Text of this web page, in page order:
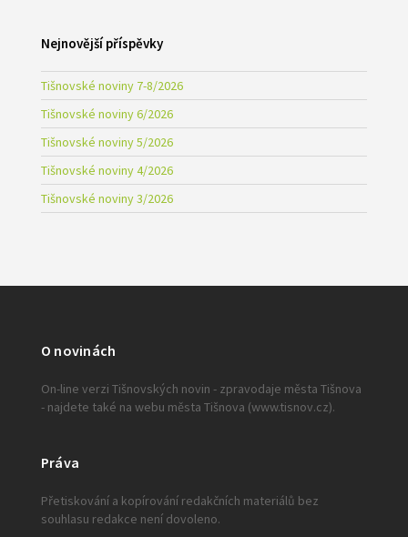
Nejnovější příspěvky
Tišnovské noviny 7-8/2026
Tišnovské noviny 6/2026
Tišnovské noviny 5/2026
Tišnovské noviny 4/2026
Tišnovské noviny 3/2026
O novinách
On-line verzi Tišnovských novin - zpravodaje města Tišnova
- najdete také na webu města Tišnova (www.tisnov.cz).
Práva
Přetiskování a kopírování redakčních materiálů bez
souhlasu redakce není dovoleno.